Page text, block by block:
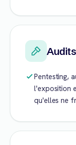
Pentesting,
l'exposition
qu'elles ne